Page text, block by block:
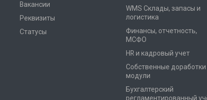
Вакансии
Реквизиты
Статусы
WMS Склады, запасы и
логистика
Финансы, отчетность,
МСФО
HR и кадровый учет
Собственные доработки
модули
Бухгалтерский
регламентированный